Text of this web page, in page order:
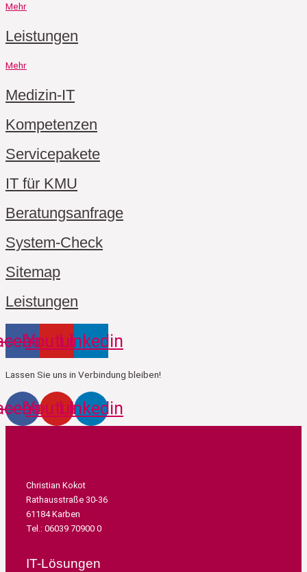
Mehr
Leistungen
Mehr
Medizin-IT
Kompetenzen
Servicepakete
IT für KMU
Beratungsanfrage
System-Check
Sitemap
Leistungen
YoutubeLinkedin
Lassen Sie uns in Verbindung bleiben!
YoutubeLinkedin
Christian Kokot
Rathausstraße 30-36
61184 Karben
Tel.: 06039 70900 0
IT-Lösungen